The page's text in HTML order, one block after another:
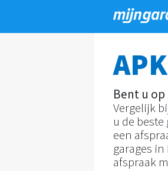
Overslaan
Bent u op
Vergelijk
u de
een
garages
afspraak